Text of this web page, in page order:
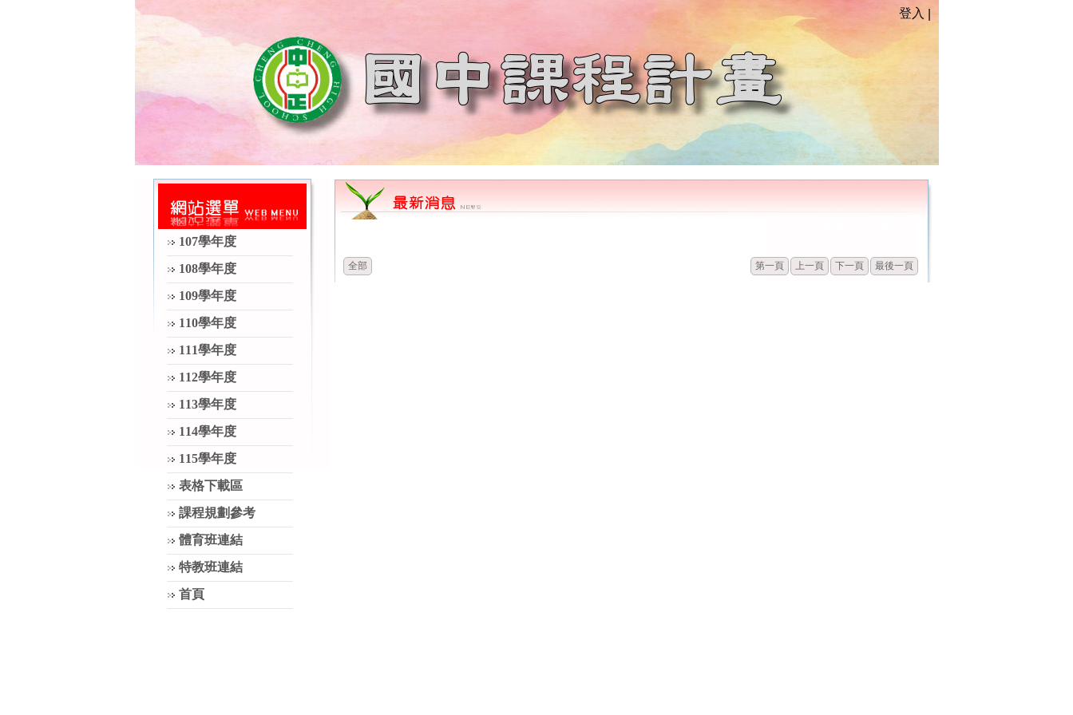
登入
107學年度
108學年度
109學年度
110學年度
111學年度
112學年度
113學年度
114學年度
115學年度
表格下載區
課程規劃參考
體育班連結
特教班連結
首頁
全部 第一頁 上一頁 下一頁 最後一頁